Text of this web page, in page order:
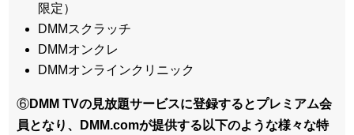
限定）
DMMスクラッチ
DMMオンクレ
DMMオンラインクリニック
⑥DMM TVの見放題サービスに登録するとプレミアム会
員となり、DMM.comが提供する以下のような様々な特